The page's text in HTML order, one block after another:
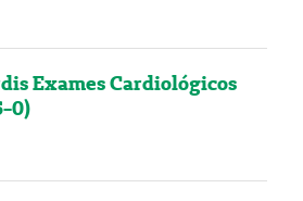
Exames Cardiológicos
0)